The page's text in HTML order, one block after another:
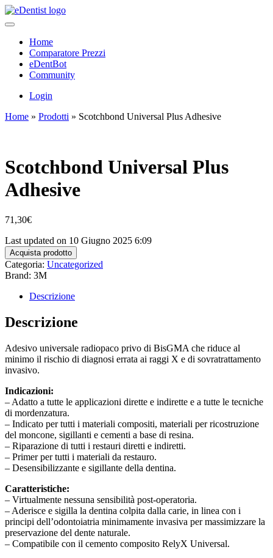
Home
Comparatore Prezzi
eDentBot
Community
Login
Home » Prodotti » Scotchbond Universal Plus Adhesive
Scotchbond Universal Plus
Adhesive
71,30€
Last updated on 10 Giugno 2025 6:09
Acquista prodotto
Categoria: Uncategorized
Brand: 3M
Descrizione
Descrizione
Adesivo universale radiopaco privo di BisGMA che riduce al
minimo il rischio di diagnosi errata ai raggi X e di sovratrattamento
invasivo.
Indicazioni:
– Adatto a tutte le applicazioni dirette e indirette e a tutte le tecniche
di mordenzatura.
– Indicato per tutti i materiali compositi, materiali per ricostruzione
del moncone, sigillanti e cementi a base di resina.
– Riparazione di tutti i restauri diretti e indiretti.
– Primer per tutti i materiali da restauro.
– Desensibilizzante e sigillante della dentina.
Caratteristiche:
– Virtualmente nessuna sensibilità post-operatoria.
– Aderisce e sigilla la dentina colpita dalla carie, in linea con i
principi dell’odontoiatria minimamente invasiva per massimizzare la
preservazione del dente naturale.
– Compatibile con il cemento composito RelyX Universal.